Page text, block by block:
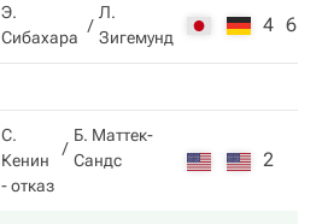
Э.
Сибахара
Л.
Зигемунд
4 6
С.
Кенин
Б. Маттек-
Сандс
- отказ
2